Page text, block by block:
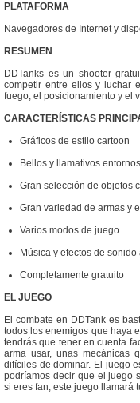
PLATAFORMA
Navegadores de Internet y
RESUMEN
DDTanks es un shooter
competir entre ellos y luchar
fuego, el posicionamiento y el
CARACTERÍSTICAS
Gráficos de estilo cartoon
Bellos y llamativos entornos
Gran selección de objetos
Gran variedad de armas y
Varios modos de juego
Música y efectos de sonido
Completamente gratuito
EL JUEGO
El combate en DDTank es
todos los enemigos que haya
tendrás que tener en cuenta
arma usar, unas mecánicas
difíciles de dominar. El juego
podríamos decir que el juego
si eres fan, este juego llamará